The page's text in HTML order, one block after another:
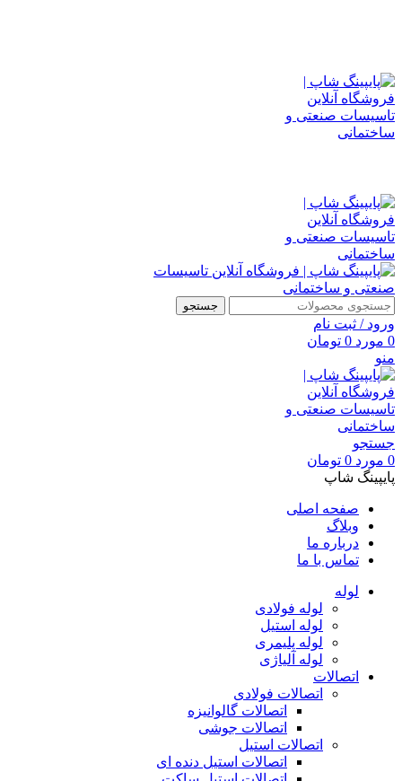
جستجو
ورود / ثبت نام
0 مورد 0 تومان
منو
جستجو
0 مورد 0 تومان
پایپینگ شاپ
صفحه اصلی
وبلاگ
درباره ما
تماس با ما
لوله
لوله فولادی
لوله استیل
لوله پلیمری
لوله آلیاژی
اتصالات
اتصالات فولادی
اتصالات گالوانیزه
اتصالات جوشی
اتصالات استیل
اتصالات استیل دنده ای